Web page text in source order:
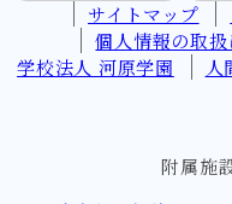
サイトマップ
個人情報の取
学校法人 河原学園
附属施